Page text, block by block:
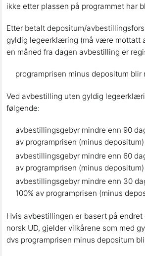
ikke etter plassen på programmet har
Etter betalt depositum/
gyldig legeerklæring (må være mottatt
en måned fra dagen avbestilling er
programprisen minus depositum blir
Ved avbestilling uten gyldig
følgende:
avbestillingsgebyr mindre enn 90
av programprisen (minus depositum)
avbestillingsgebyr mindre enn 60
av programprisen (minus depositum)
avbestillingsgebyr mindre enn 30
100% av programprisen (minus
Hvis avbestillingen er basert på
norsk UD, gjelder vilkårene som med
dvs programprisen minus depositum